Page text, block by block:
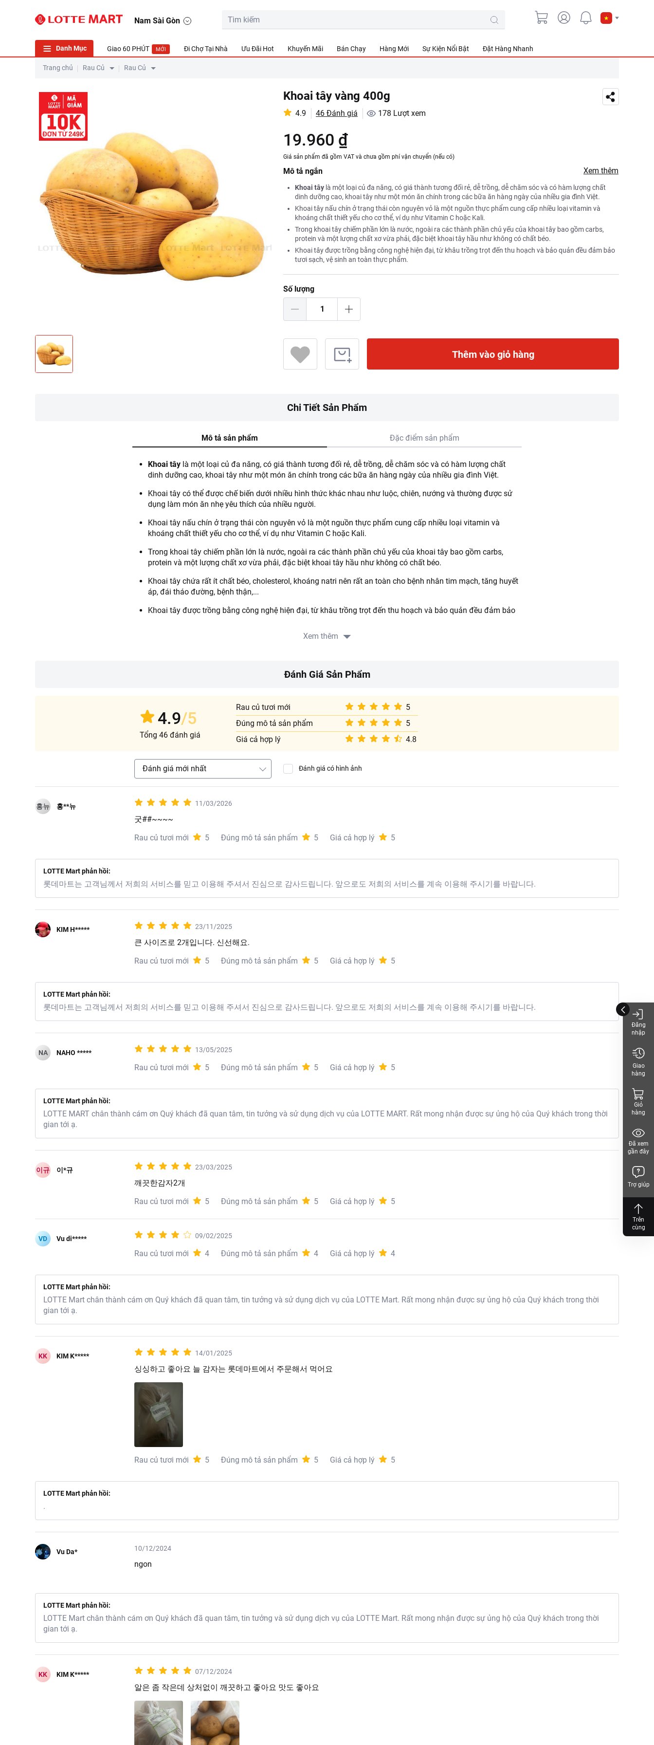
Nam Sài Gòn
Danh Mục Giao 60 PHÚT MỚI Đi Chợ Tại Nhà Ưu Đãi Hot Khuyến Mãi Bán Chạy Hàng Mới Sự Kiện Nổi Bật Đặt Hàng Nhanh
Trang chủ Rau Củ Rau Củ
Khoai tây vàng 400g
4.9 46 Đánh giá 178 Lượt xem
19.960 ₫
Giá sản phẩm đã gồm VAT và chưa gồm phí vận chuyển (nếu có)
Mô tả ngắn Xem thêm
Khoai tây là một loại củ đa năng, có giá thành tương đối rẻ, dễ trồng, dễ chăm sóc và có hàm lượng chất
dinh dưỡng cao, khoai tây như một món ăn chính trong các bữa ăn hàng ngày của nhiều gia đình Việt.
Khoai tây nấu chín ở trạng thái còn nguyên vỏ là một nguồn thực phẩm cung cấp nhiều loại vitamin và
khoáng chất thiết yếu cho cơ thể, ví dụ như Vitamin C hoặc Kali.
Trong khoai tây chiếm phần lớn là nước, ngoài ra các thành phần chủ yếu của khoai tây bao gồm carbs,
protein và một lượng chất xơ vừa phải, đặc biệt khoai tây hầu như không có chất béo.
Khoai tây được trồng bằng công nghệ hiện đại, từ khâu trồng trọt đến thu hoạch và bảo quản đều đảm bảo
tươi sạch, vệ sinh an toàn thực phẩm.
Số lượng
Thêm vào giỏ hàng
Chi Tiết Sản Phẩm
Mô tả sản phẩm Đặc điểm sản phẩm
Khoai tây là một loại củ đa năng, có giá thành tương đối rẻ, dễ trồng, dễ chăm sóc và có hàm lượng chất
dinh dưỡng cao, khoai tây như một món ăn chính trong các bữa ăn hàng ngày của nhiều gia đình Việt.
Khoai tây có thể được chế biến dưới nhiều hình thức khác nhau như luộc, chiên, nướng và thường được sử
dụng làm món ăn nhẹ yêu thích của nhiều người.
Khoai tây nấu chín ở trạng thái còn nguyên vỏ là một nguồn thực phẩm cung cấp nhiều loại vitamin và
khoáng chất thiết yếu cho cơ thể, ví dụ như Vitamin C hoặc Kali.
Trong khoai tây chiếm phần lớn là nước, ngoài ra các thành phần chủ yếu của khoai tây bao gồm carbs,
protein và một lượng chất xơ vừa phải, đặc biệt khoai tây hầu như không có chất béo.
Khoai tây chứa rất ít chất béo, cholesterol, khoáng natri nên rất an toàn cho bệnh nhân tim mạch, tăng huyết
áp, đái tháo đường, bệnh thận,...
Khoai tây được trồng bằng công nghệ hiện đại, từ khâu trồng trọt đến thu hoạch và bảo quản đều đảm bảo
Gợi ý món ngon từ khoai tây:
Xem thêm
Đánh Giá Sản Phẩm
4.9/5
Tổng 46 đánh giá
Rau củ tươi mới
5
Đúng mô tả sản phẩm
5
Giá cả hợp lý
4.8
Đánh giá mới nhất Đánh giá có hình ảnh
홍뉴 홍**뉴 11/03/2026
굿##~~~~
Rau củ tươi mới
5 Đúng mô tả sản phẩm 5 Giá cả hợp lý 5
LOTTE Mart phản hồi:
롯데마트는 고객님께서 저희의 서비스를 믿고 이용해 주셔서 진심으로 감사드립니다. 앞으로도 저희의 서비스를 계속 이용해 주시기를 바랍니다.
KIM H***** 23/11/2025
큰 사이즈로 2개입니다. 신선해요.
Rau củ tươi mới
5 Đúng mô tả sản phẩm 5 Giá cả hợp lý 5
LOTTE Mart phản hồi:
롯데마트는 고객님께서 저희의 서비스를 믿고 이용해 주셔서 진심으로 감사드립니다. 앞으로도 저희의 서비스를 계속 이용해 주시기를 바랍니다.
NA NAHO ***** 13/05/2025
Rau củ tươi mới 5 Đúng mô tả sản phẩm 5 Giá cả hợp lý 5
LOTTE Mart phản hồi:
LOTTE MART chân thành cám ơn Quý khách đã quan tâm, tin tưởng và sử dụng dịch vụ của LOTTE MART. Rất mong nhận được sự ủng hộ của Quý khách trong thời
gian tới ạ.
이규 이*규 23/03/2025
깨끗한감자2개
Rau củ tươi mới
5 Đúng mô tả sản phẩm 5 Giá cả hợp lý 5
VD Vu di***** 09/02/2025
Rau củ tươi mới 4 Đúng mô tả sản phẩm 4 Giá cả hợp lý 4
LOTTE Mart phản hồi:
LOTTE Mart chân thành cám ơn Quý khách đã quan tâm, tin tưởng và sử dụng dịch vụ của LOTTE Mart. Rất mong nhận được sự ủng hộ của Quý khách trong thời
gian tới ạ.
KK KIM K***** 14/01/2025
싱싱하고 좋아요 늘 감자는 롯데마트에서 주문해서 먹어요
Rau củ tươi mới 5 Đúng mô tả sản phẩm 5 Giá cả hợp lý 5
LOTTE Mart phản hồi:
.
Vu Da* 10/12/2024
ngon
LOTTE Mart phản hồi:
LOTTE Mart chân thành cám ơn Quý khách đã quan tâm, tin tưởng và sử dụng dịch vụ của LOTTE Mart. Rất mong nhận được sự ủng hộ của Quý khách trong thời
gian tới ạ.
KK KIM K***** 07/12/2024
알은 좀 작은데 상처없이 깨끗하고 좋아요 맛도 좋아요
Đăng
nhập
Giao
hàng
Giỏ
hàng
Đã xem
gần đây
Trợ giúp
Trên
cùng